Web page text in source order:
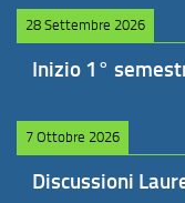
28 Settembre 2026
Inizio 1°
7 Ottobre 2026
Discussioni